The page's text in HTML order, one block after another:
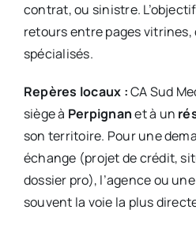
contrat, ou sinistre.
retours entre pages
spécialisés.
Repères locaux :CA Sud
siège à Perpignanet à un
son territoire. Pour une
échange (projet de crédit,
dossier pro), l’agence ou
souvent la voie la plus